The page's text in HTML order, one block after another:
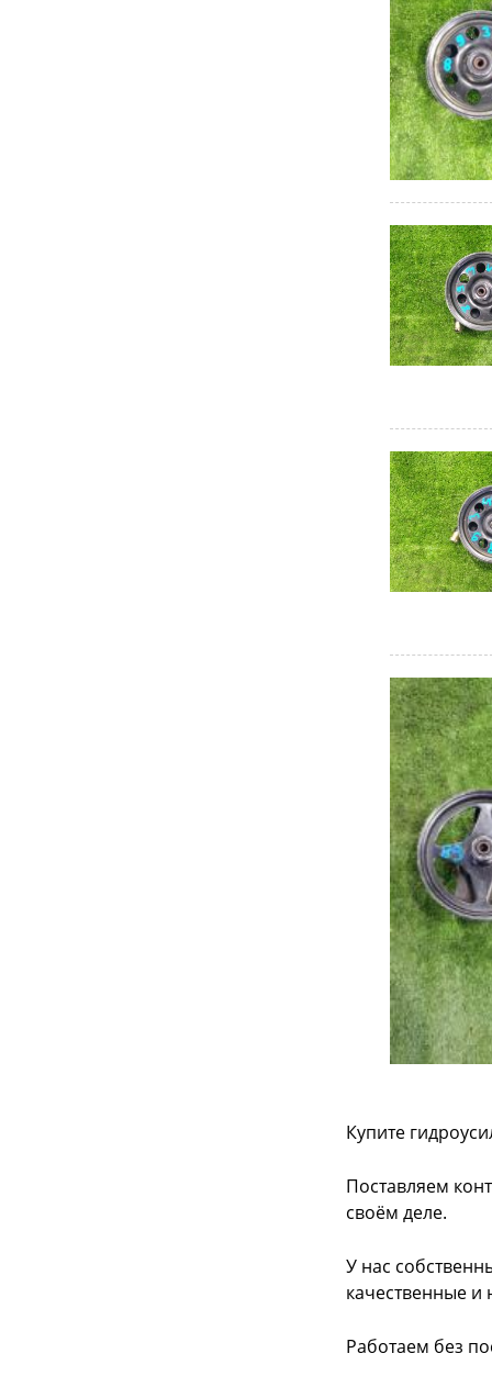
Купите
Поставляем
своём деле.
У нас
качественные и
Работаем без